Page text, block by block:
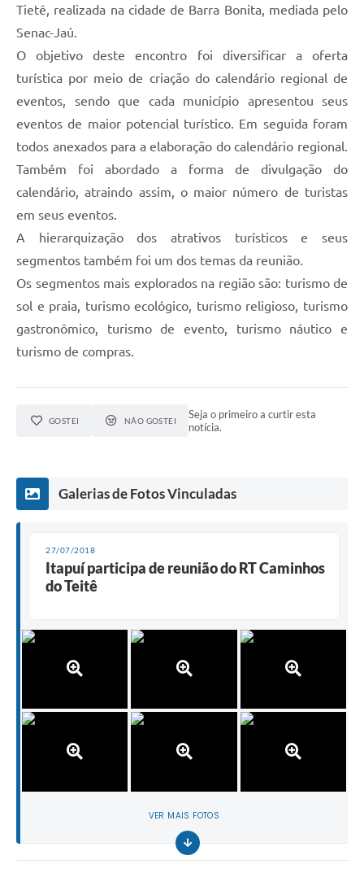
Tietê, realizada na cidade de Barra Bonita, mediada pelo
Senac-Jaú.
O objetivo deste encontro foi diversificar a oferta
turística por meio de criação do calendário regional de
eventos, sendo que cada município apresentou seus
eventos de maior potencial turístico. Em seguida foram
todos anexados para a elaboração do calendário regional.
Também foi abordado a forma de divulgação do
calendário, atraindo assim, o maior número de turistas
em seus eventos.
A hierarquização dos atrativos turísticos e seus
segmentos também foi um dos temas da reunião.
Os segmentos mais explorados na região são: turismo de
sol e praia, turismo ecológico, turismo religioso, turismo
gastronômico, turismo de evento, turismo náutico e
turismo de compras.
GOSTEI NÃO GOSTEI
Seja o primeiro a curtir esta
notícia.
Galerias de Fotos Vinculadas
27/07/2018
Itapuí participa de reunião do RT Caminhos
do Teitê
VER MAIS FOTOS